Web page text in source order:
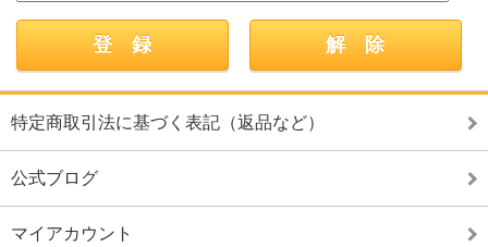
特定商取引法に基づく表記（返品など）
公式ブログ
マイアカウント